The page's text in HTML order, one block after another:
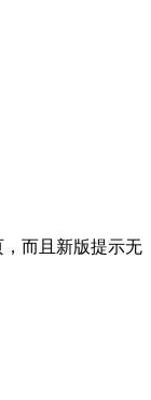
而且新版提示无